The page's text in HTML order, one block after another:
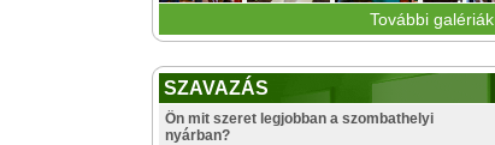
További galériák
SZAVAZÁS
Ön mit szeret legjobban a szombathelyi
nyárban?